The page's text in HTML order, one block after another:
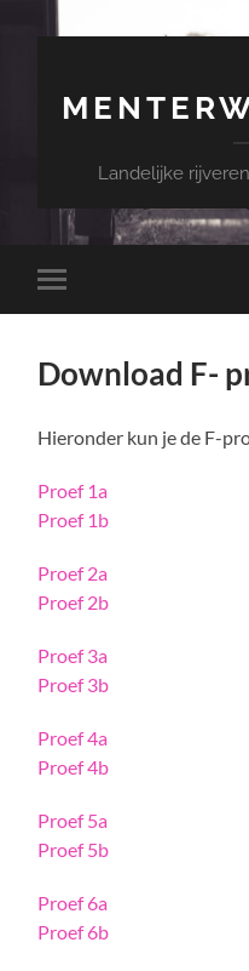
Landelijke
Toggle
mobiel
Download F-
Hieronder kun je de F-
Proef 1a
Proef 1b
Proef 2a
Proef 2b
Proef 3a
Proef 3b
Proef 4a
Proef 4b
Proef 5a
Proef 5b
Proef 6a
Proef 6b